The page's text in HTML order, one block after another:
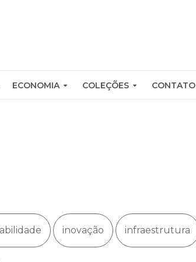
ECONOMIA COLEÇÕES CONTATO
inovação infraestrutura